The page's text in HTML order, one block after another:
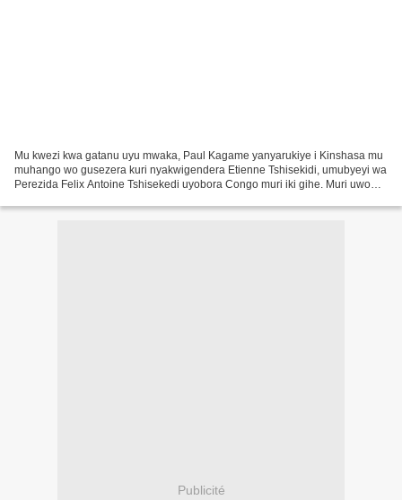
Mu kwezi kwa gatanu uyu mwaka, Paul Kagame yanyarukiye i Kinshasa mu
muhango wo gusezera kuri nyakwigendera Etienne Tshisekidi, umubyeyi wa
Perezida Felix Antoine Tshisekedi uyobora Congo muri iki gihe. Muri uwo
Publicité